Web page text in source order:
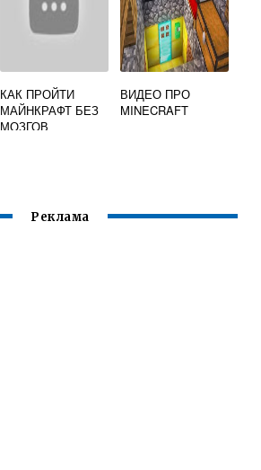
КАК ПРОЙТИ
МАЙНКРАФТ БЕЗ
МОЗГОВ
ВИДЕО ПРО
MINECRAFT
Реклама